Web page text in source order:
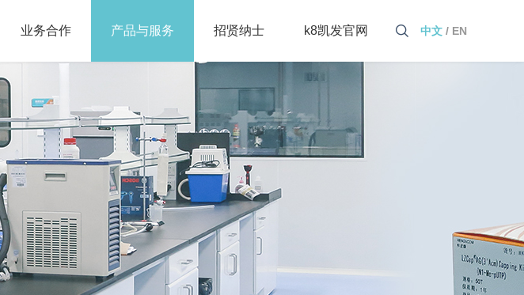
中文 / EN
业务合作 产品与服务 招贤纳士 k8凯发官网